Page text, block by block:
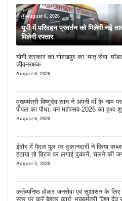
August 6, 2026
यूपी में परिवहन प्रवर्तन को मिलेगी नई
मिलेगी रफ्तार
योगी सरकार का गोरखपुर का ‘मातृ सेवा’
जीवनरक्षक
August 6, 2026
मुख्यमंत्री विष्णुदेव साय ने अपनी माँ के नाम
पीपल का पौधा, वन महोत्सव-2026 का हुआ
August 6, 2026
इंदौर में पैदल पुल पर दुकानदारों ने किया
हटाया तो ब्रिज पर लगाई दुकानें, चलने की
मिल रही
August 5, 2026
कर्तव्यनिष्ठ होकर जनसेवा एवं सुशासन के लिए
स्तर पर करें बेहतर कार्य: मुख्यमंत्री विष्णु देव